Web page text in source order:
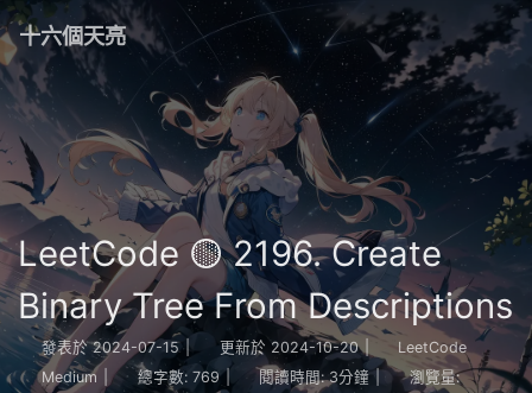
十六個天亮
LeetCode 🟡 2196. Create
Binary Tree From Descriptions
發表於 2024-07-15 | 更新於 2024-10-20
LeetCode
Medium
總字數: 769 | 閱讀時間: 3分鐘 瀏覽量: